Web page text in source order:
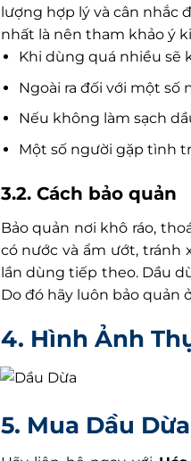
lượng hợp lý và cân nhắc
nhất là nên tham khảo ý
Khi dùng quá nhiều sẽ
Ngoài ra đối với một số
Nếu không làm sạch
Một số người gặp tình
3.2. Cách bảo quản
Bảo quản nơi khô ráo,
có nước và ẩm ướt, tránh
lần dùng tiếp theo. Dầu
Do đó hãy luôn bảo quản
4. Hình Ảnh
5. Mua Dầu